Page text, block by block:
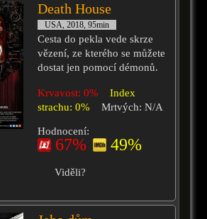
Death House
USA, 2018, 95min
Cesta do pekla vede skrze
vězení, ze kterého se můžete
dostat jen pomocí démonů.
Krvavost: 0%
Index
strachu: 0%
Mrtvých: N/A
Hodnocení:
67% 49%
Viděli?